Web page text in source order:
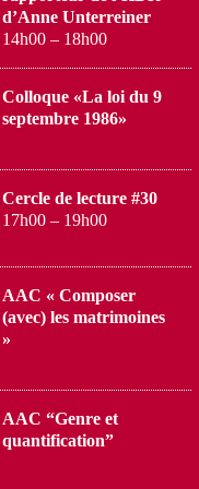
d’Anne Unterreiner
14h00 – 18h00
Colloque «La loi du 9
septembre 1986»
Cercle de lecture #30
17h00 – 19h00
AAC « Composer
(avec) les matrimoines
»
AAC “Genre et
quantification”